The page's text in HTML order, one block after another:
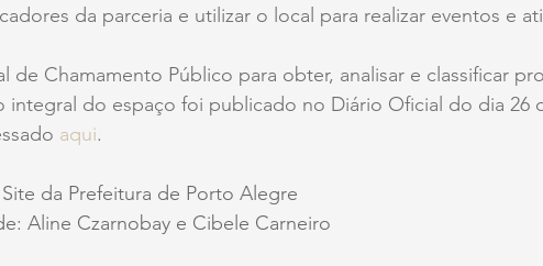
da parceria e utilizar o local para realizar eventos e
de Chamamento Público para obter, analisar e classificar
integral do espaço foi publicado no Diário Oficial do dia 26
aqui.
da Prefeitura de Porto Alegre
Aline Czarnobay e Cibele Carneiro